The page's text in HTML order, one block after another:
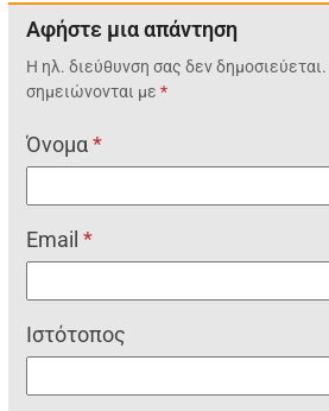
Αφήστε μια απάντηση
Η ηλ. διεύθυνση σας δεν δημοσιεύεται.
σημειώνονται με*
Όνομα*
Email*
Ιστότοπος